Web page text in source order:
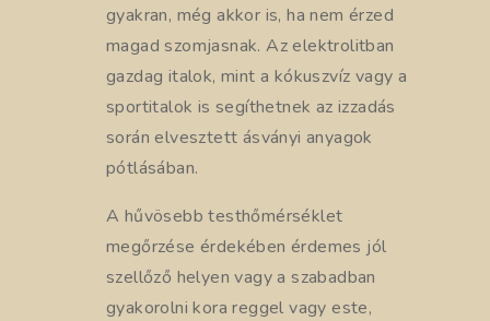
gyakran, még akkor is, ha nem érzed
magad szomjasnak. Az elektrolitban
gazdag italok, mint a kókuszvíz vagy a
sportitalok is segíthetnek az izzadás
során elvesztett ásványi anyagok
pótlásában.
A hűvösebb testhőmérséklet
megőrzése érdekében érdemes jól
szellőző helyen vagy a szabadban
gyakorolni kora reggel vagy este,